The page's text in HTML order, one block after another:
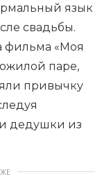
язык
свадьбы.
фильма «Моя
паре,
привычку
дедушки из